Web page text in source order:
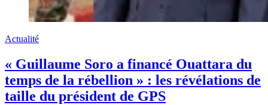
Actualité
« Guillaume Soro a financé Ouattara du
temps de la rébellion » : les révélations de
taille du président de GPS